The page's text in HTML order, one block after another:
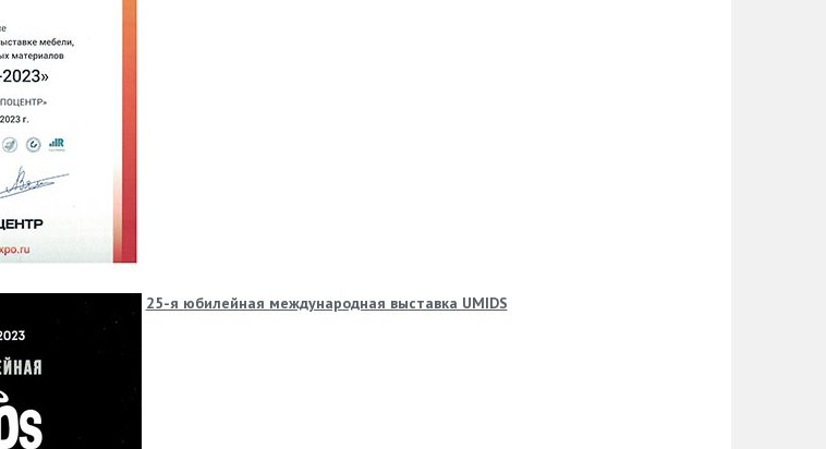
25-я юбилейная международная выставка UMIDS